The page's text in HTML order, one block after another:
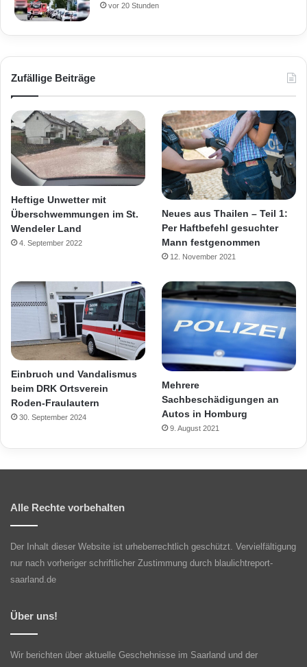
vor 20 Stunden
Zufällige Beiträge
Heftige Unwetter mit
Überschwemmungen im St.
Wendeler Land
4. September 2022
Neues aus Thailen – Teil 1:
Per Haftbefehl gesuchter
Mann festgenommen
12. November 2021
Einbruch und Vandalismus
beim DRK Ortsverein
Roden-Fraulautern
30. September 2024
Mehrere
Sachbeschädigungen an
Autos in Homburg
9. August 2021
Alle Rechte vorbehalten
Der Inhalt dieser Website ist urheberrechtlich geschützt. Vervielfältigung
nur nach vorheriger schriftlicher Zustimmung durch blaulichtreport-
saarland.de
Über uns!
Wir berichten über aktuelle Geschehnisse im Saarland und der